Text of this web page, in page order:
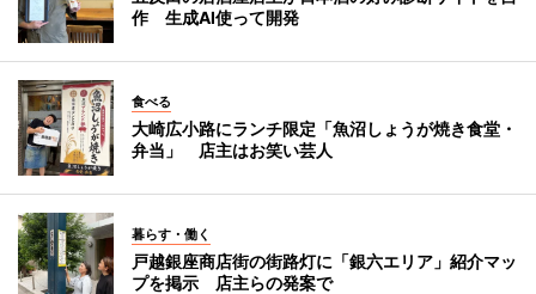
作 生成AI使って開発
食べる
大崎広小路にランチ限定「魚沼しょうが焼き食堂・
弁当」 店主はお笑い芸人
暮らす・働く
戸越銀座商店街の街路灯に「銀六エリア」紹介マッ
プを掲示 店主らの発案で